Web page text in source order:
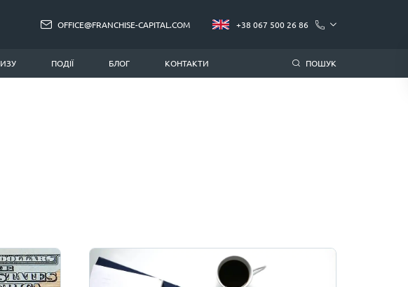
OFFICE@FRANCHISE-CAPITAL.COM +38 067 500 26 86
ПОДІЇ БЛОГ КОНТАКТИ ПОШУК